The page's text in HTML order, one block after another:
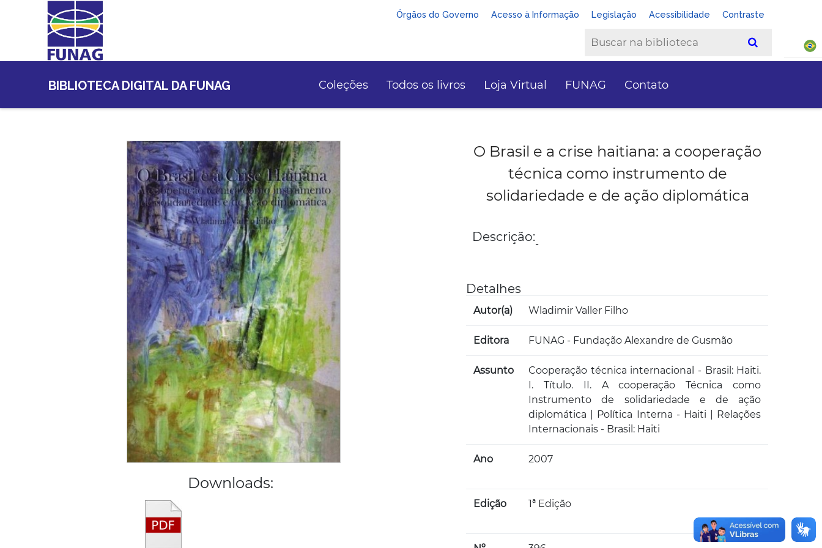
Órgãos do Governo Acesso à Informação Legislação Acessibilidade Contraste
BIBLIOTECA DIGITAL DA FUNAG Coleções Todos os livros Loja Virtual FUNAG Contato
Downloads:
O Brasil e a crise haitiana: a cooperação
técnica como instrumento de
solidariedade e de ação diplomática
Descrição:-
Detalhes
Autor(a) Wladimir Valler Filho
Editora FUNAG - Fundação Alexandre de Gusmão
Assunto
Cooperação técnica internacional - Brasil: Haiti.
I. Título. II. A cooperação Técnica como
Instrumento de solidariedade e de ação
diplomática | Política Interna - Haiti | Relações
Internacionais - Brasil: Haiti
Ano 2007
Edição 1ª Edição